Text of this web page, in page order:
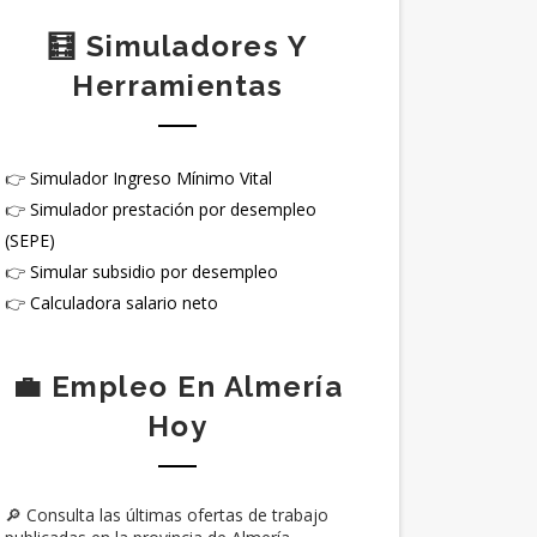
🧮 Simuladores Y
Herramientas
👉 Simulador Ingreso Mínimo Vital
👉 Simulador prestación por desempleo
(SEPE)
👉 Simular subsidio por desempleo
👉 Calculadora salario neto
💼 Empleo En Almería
Hoy
🔎 Consulta las últimas ofertas de trabajo